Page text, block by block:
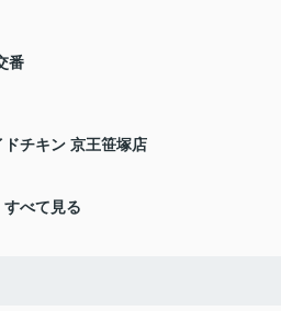
番
チキン 京王笹塚店
すべて見る